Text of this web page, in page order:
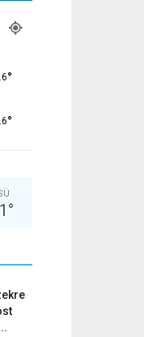
°
°
°